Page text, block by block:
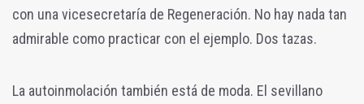
con una vicesecretaría de Regeneración. No hay nada tan
admirable como practicar con el ejemplo. Dos tazas.
La autoinmolación también está de moda. El sevillano